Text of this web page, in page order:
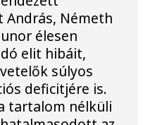
András, Németh
élesen
elit hibáit,
súlyos
deficitjére is.
tartalom nélküli